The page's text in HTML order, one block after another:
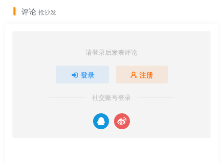
评论 抢沙发
请登录后发表评论
登录 注册
社交账号登录